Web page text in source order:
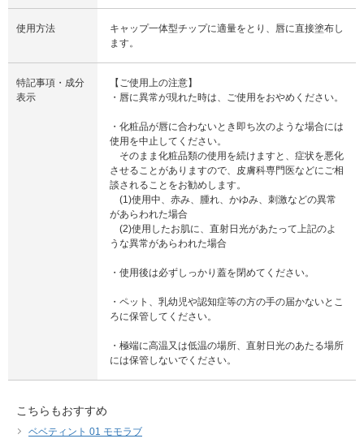
使用方法
キャップ一体型チップに適量をとり、唇に直接塗布し
ます。
特記事項・成分
表示
【ご使用上の注意】
・唇に異常が現れた時は、ご使用をおやめください。
・化粧品が唇に合わないとき即ち次のような場合には
使用を中止してください。
そのまま化粧品類の使用を続けますと、症状を悪化
させることがありますので、皮膚科専門医などにご相
談されることをお勧めします。
(1)使用中、赤み、腫れ、かゆみ、刺激などの異常
があらわれた場合
(2)使用したお肌に、直射日光があたって上記のよ
うな異常があらわれた場合
・使用後は必ずしっかり蓋を閉めてください。
・ペット、乳幼児や認知症等の方の手の届かないとこ
ろに保管してください。
・極端に高温又は低温の場所、直射日光のあたる場所
には保管しないでください。
こちらもおすすめ
ベベティント 01 モモラブ